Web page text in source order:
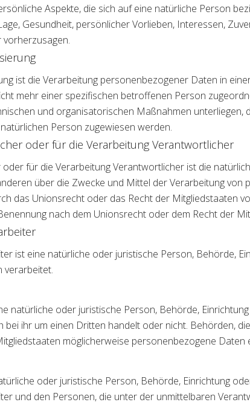
Aspekte, die sich auf eine natürliche Person
Gesundheit, persönlicher Vorlieben, Interessen,
ist die Verarbeitung personenbezogener Daten in
mehr einer spezifischen betroffenen Person
und organisatorischen Maßnahmen
Person zugewiesen werden.
oder für die Verarbeitung Verantwortlicher
für die Verarbeitung Verantwortlicher ist die
über die Zwecke und Mittel der Verarbeitung
das Unionsrecht oder das Recht der Mitgliedstaaten
nach dem Unionsrecht oder dem Recht der
ist eine natürliche oder juristische Person, Behörde,
verarbeitet.
natürliche oder juristische Person, Behörde,
bei ihr um einen Dritten handelt oder nicht. Behörden,
möglicherweise personenbezogene Daten
oder juristische Person, Behörde, Einrichtung
und den Personen, die unter der unmittelbaren